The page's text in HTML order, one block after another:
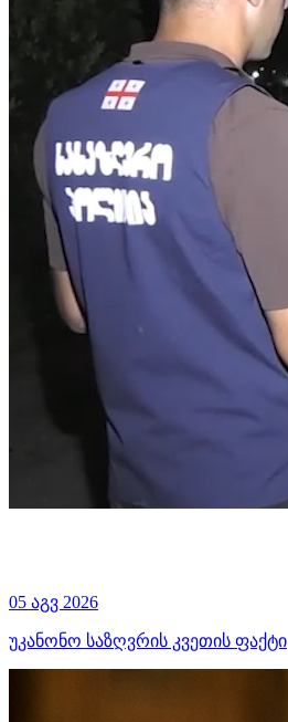
05 აგვ 2026
უკანონო საზღვრის კვეთის ფაქტი